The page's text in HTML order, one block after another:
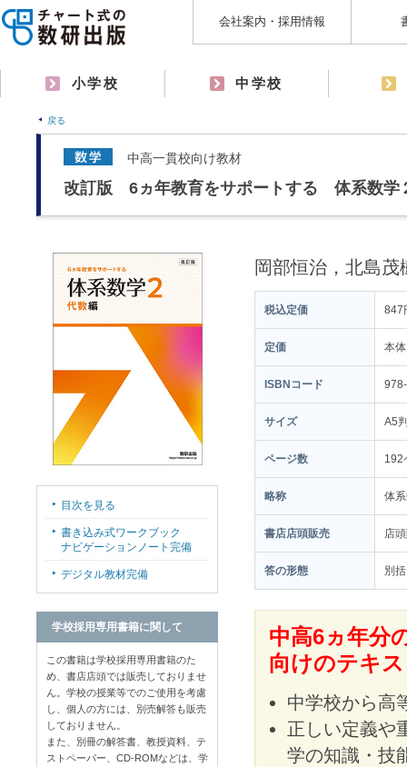
会社案内・採用情報
小学校 中学校
戻る
中高一貫校向け教材
改訂版 6ヵ年教育をサポートする 体系数
岡部恒治，北島
税込定価 847
定価 本
ISBNコード
サイズ A5
ページ数 192
略称 体
書店店頭販売 店
答の形態 別
中高6ヵ年分
向けのテキ
中学校から高
正しい定義や
学の知識・技
目次を見る
書き込み式ワークブック
ナビゲーションノート完備
デジタル教材完備
学校採用専用書籍に関して
この書籍は学校採用専用書籍のた
め、書店店頭では販売しておりませ
ん。学校の授業等でのご使用を考慮
し、個人の方には、別売解答も販売
しておりません。
また、別冊の解答書、教授資料、テ
ストペーパー、CD-ROMなどは、学